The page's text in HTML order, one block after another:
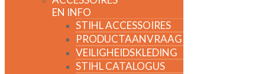
EN INFO
STIHL ACCESSOIRES
PRODUCTAANVRAAG
VEILIGHEIDSKLEDING
STIHL CATALOGUS